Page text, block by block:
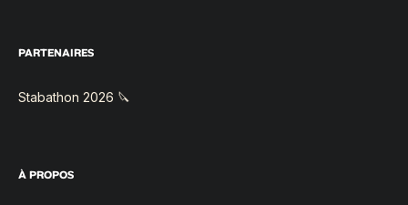
PARTENAIRES
Stabathon 2026 🔪
À PROPOS